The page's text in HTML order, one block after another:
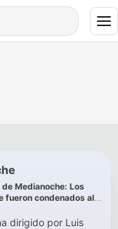
Medianoche: Los
fueron condenados al
dirigido por Luis